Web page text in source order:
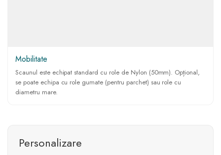
Mobilitate
Scaunul este echipat standard cu role de Nylon (50mm). Opțional,
se poate echipa cu role gumate (pentru parchet) sau role cu
diametru mare.
Personalizare